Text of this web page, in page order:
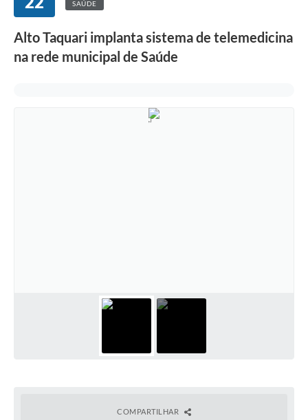
SAÚDE
Alto Taquari implanta sistema de telemedicina
na rede municipal de Saúde
COMPARTILHAR